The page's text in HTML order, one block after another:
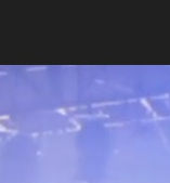
springen